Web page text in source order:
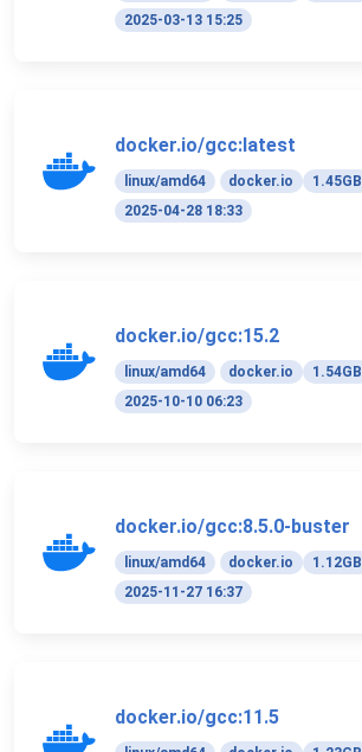
2025-03-13 15:25
docker.io/gcc:latest
linux/amd64 docker.io
1.45GB
2025-04-28 18:33
docker.io/gcc:15.2
linux/amd64 docker.io
1.54GB
2025-10-10 06:23
docker.io/gcc:8.5.0-buster
linux/amd64 docker.io
1.12GB
2025-11-27 16:37
docker.io/gcc:11.5